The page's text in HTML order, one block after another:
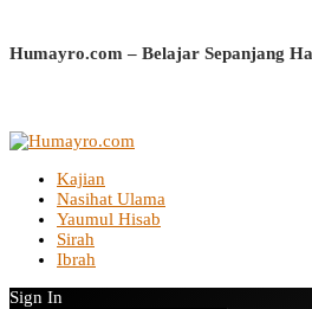
Humayro.com – Belajar Sepanjang
Kajian
Nasihat Ulama
Yaumul Hisab
Sirah
Ibrah
Sign In